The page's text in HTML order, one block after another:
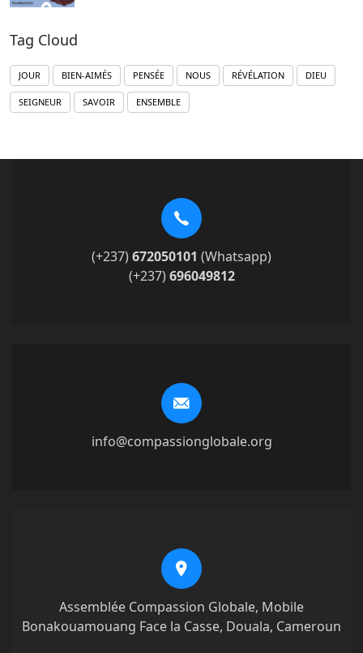
Tag Cloud
JOUR BIEN-AIMÉS PENSÉE NOUS RÉVÉLATION DIEU
SEIGNEUR SAVOIR ENSEMBLE
(+237) 672050101 (Whatsapp)
(+237) 696049812
info@compassionglobale.org
Assemblée Compassion Globale, Mobile
Bonakouamouang Face la Casse, Douala, Cameroun